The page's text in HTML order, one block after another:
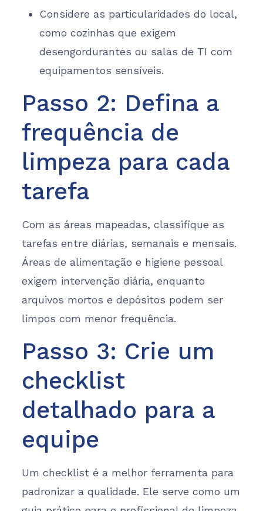
Considere as particularidades do local,
como cozinhas que exigem
desengordurantes ou salas de TI com
equipamentos sensíveis.
Passo 2: Defina a
frequência de
limpeza para cada
tarefa
Com as áreas mapeadas, classifique as
tarefas entre diárias, semanais e mensais.
Áreas de alimentação e higiene pessoal
exigem intervenção diária, enquanto
arquivos mortos e depósitos podem ser
limpos com menor frequência.
Passo 3: Crie um
checklist
detalhado para a
equipe
Um checklist é a melhor ferramenta para
padronizar a qualidade. Ele serve como um